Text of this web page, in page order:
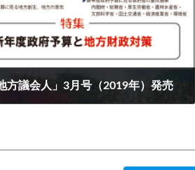
方議会人」3月号（2019年）発売